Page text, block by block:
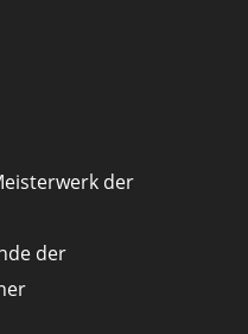
der
der